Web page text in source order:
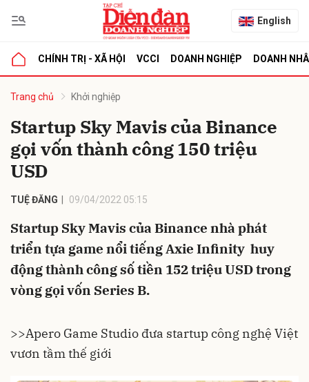
English
CHÍNH TRỊ - XÃ HỘI VCCI DOANH NGHIỆP DOANH
Trang chủ Khởi nghiệp
Startup Sky Mavis của Binance
gọi vốn thành công 150 triệu
USD
TUỆ ĐĂNG 09/04/2022 05:15
Startup Sky Mavis của Binance nhà phát
triển tựa game nổi tiếng Axie Infinity huy
động thành công số tiền 152 triệu USD trong
vòng gọi vốn Series B.
>>Apero Game Studio đưa startup công nghệ Việt
vươn tầm thế giới
luận
Hủy